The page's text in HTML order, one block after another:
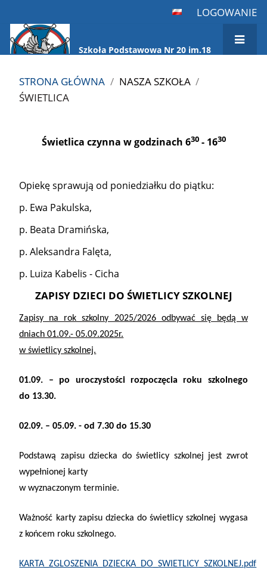
LOGOWANIE
Szkoła Podstawowa Nr 20 im.18
STRONA GŁÓWNA / NASZA SZKOŁA /
ŚWIETLICA
Świetlica czynna w godzinach 630- 1630
Opiekę sprawują od poniedziałku do piątku:
p. Ewa Pakulska,
p. Beata Dramińska,
p. Aleksandra Falęta,
p. Luiza Kabelis - Cicha
ZAPISY DZIECI DO ŚWIETLICY SZKOLNEJ
Zapisy na rok szkolny 2025/2026 odbywać się będą w
dniach 01.09.- 05.09.2025r.
w świetlicy szkolnej.
01.09. – po uroczystości rozpoczęcia roku szkolnego
do 13.30.
02.09. – 05.09. - od 7.30 do 15.30
Podstawą zapisu dziecka do świetlicy szkolnej jest zwrot
wypełnionej karty
w wyznaczonym terminie.
Ważność karty zapisu dziecka do świetlicy szkolnej wygasa
z końcem roku szkolnego.
KARTA_ZGLOSZENIA_DZIECKA_DO_SWIETLICY_SZKOLNEJ.pdf